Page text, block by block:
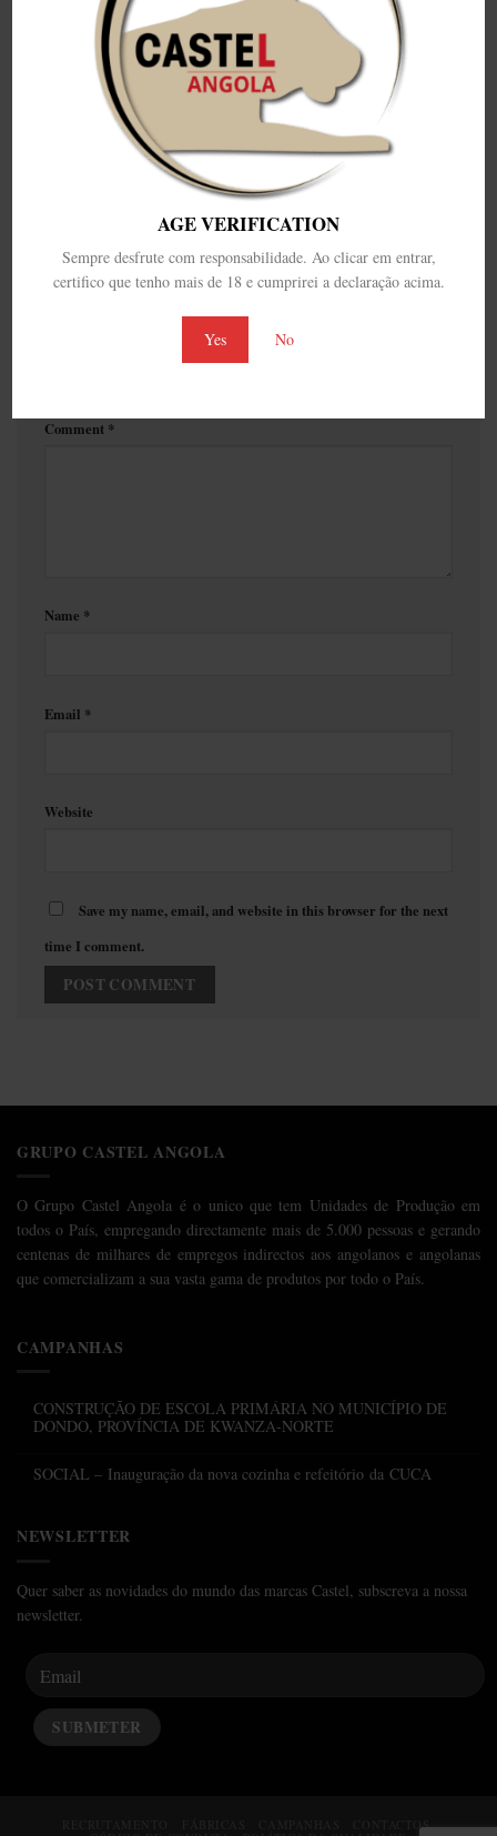
AGE VERIFICATION
Sempre desfrute com responsabilidade. Ao clicar em entrar,
certifico que tenho mais de 18 e cumprirei a declaração acima.
Yes No
Comment *
Name *
Email *
Website
Save my name, email, and website in this browser for the next
time I comment.
GRUPO CASTEL ANGOLA
O Grupo Castel Angola é o unico que tem Unidades de Produção em
todos o País, empregando directamente mais de 5.000 pessoas e gerando
centenas de milhares de empregos indirectos aos angolanos e angolanas
que comercializam a sua vasta gama de produtos por todo o País.
CAMPANHAS
CONSTRUÇÃO DE ESCOLA PRIMÁRIA NO MUNICÍPIO DE
DONDO, PROVÍNCIA DE KWANZA-NORTE
SOCIAL – Inauguração da nova cozinha e refeitório da CUCA
NEWSLETTER
Quer saber as novidades do mundo das marcas Castel, subscreva a nossa
newsletter.
CONTACTOS